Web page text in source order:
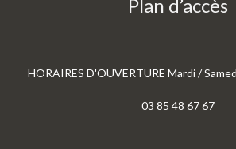
Plan d’accès
HORAIRES D'OUVERTURE Mardi /
03 85 48 67 67